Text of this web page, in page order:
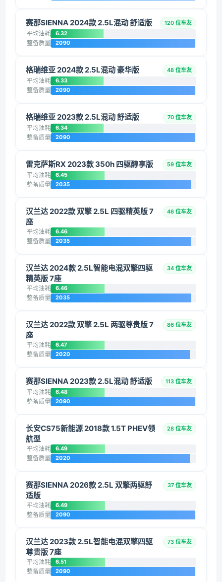
赛那SIENNA 2024款 2.5L混动 舒适版 120 位车友
平均油耗 6.32
整备质量 2090
格瑞维亚 2024款 2.5L混动 豪华版 48 位车友
平均油耗 6.33
整备质量 2090
格瑞维亚 2023款 2.5L混动 舒适版 70 位车友
平均油耗 6.34
整备质量 2090
雷克萨斯RX 2023款 350h 四驱醇享版 59 位车友
平均油耗 6.45
整备质量 2035
汉兰达 2022款 双擎 2.5L 四驱精英版 7
座
46 位车友
平均油耗 6.46
整备质量 2035
汉兰达 2024款 2.5L智能电混双擎四驱
精英版 7座
34 位车友
平均油耗 6.46
整备质量 2035
汉兰达 2022款 双擎 2.5L 两驱尊贵版 7
座
86 位车友
平均油耗 6.47
整备质量 2020
赛那SIENNA 2023款 2.5L混动 舒适版 113 位车友
平均油耗 6.48
整备质量 2090
长安CS75新能源 2018款 1.5T PHEV领
航型
28 位车友
平均油耗 6.49
整备质量 2020
赛那SIENNA 2026款 2.5L 双擎两驱舒
适版
37 位车友
平均油耗 6.49
整备质量 2090
汉兰达 2023款 2.5L智能电混双擎四驱
尊贵版 7座
73 位车友
平均油耗 6.51
整备质量 2090